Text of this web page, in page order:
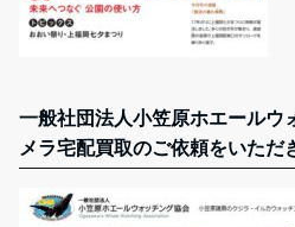
一般社団法人小笠原ホエールウ
メラ宅配買取のご依頼をいただ